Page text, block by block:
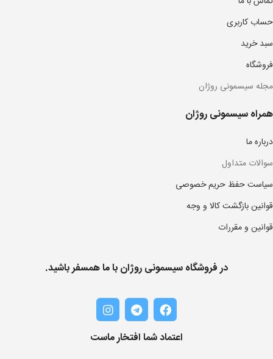
حساب کاربری
سبد خرید
فروشگاه
مجله سیسمونی روژان
همراه سیسمونی روژان
درباره ما
سوالات متداول
سیاست حفظ حریم خصوصی
قوانین بازگشت کالا و وجه
قوانین و مقررات
در فروشگاه سیسمونی روژان با ما همسفر باشید.
اعتماد شما افتخار ماست